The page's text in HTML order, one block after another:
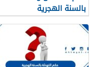
بالسنة الهجرية